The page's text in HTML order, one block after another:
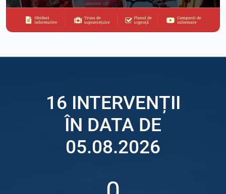
16 INTERVENȚII
ÎN DATA DE
05.08.2026